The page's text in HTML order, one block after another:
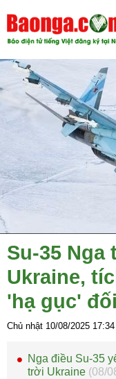
Su-35
Ukraine,
'hạ gục'
Chủ nhật 10/08/2025 17:34
Nga điều Su-35
trời Ukraine (08/